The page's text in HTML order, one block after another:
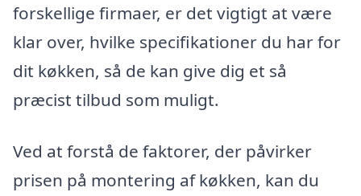
forskellige firmaer, er det vigtigt at være
klar over, hvilke specifikationer du har for
dit køkken, så de kan give dig et så
præcist tilbud som muligt.
Ved at forstå de faktorer, der påvirker
prisen på montering af køkken, kan du